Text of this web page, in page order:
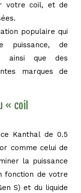
votre coil, et de
populaire qui
puissance, de
ainsi que des
marques de
« coil
Kanthal de 0.5
comme celui de
la puissance
fonction de votre
S) et du liquide